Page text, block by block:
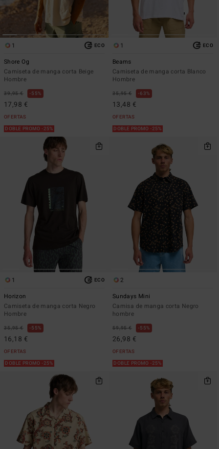
1 ECO
Shore Og
Camiseta de manga corta Beige
Hombre
39,95 € 55%
17,98 €
OFERTAS
DOBLE PROMO -25%
1 ECO
Beams
Camiseta de manga corta Blanco
Hombre
35,95 € 63%
13,48 €
OFERTAS
DOBLE PROMO -25%
1 ECO
Horizon
Camiseta de manga corta Negro
Hombre
35,95 € 55%
16,18 €
OFERTAS
DOBLE PROMO -25%
2
Sundays Mini
Camisa de manga corta Negro
hombre
59,95 € 55%
26,98 €
OFERTAS
DOBLE PROMO -25%